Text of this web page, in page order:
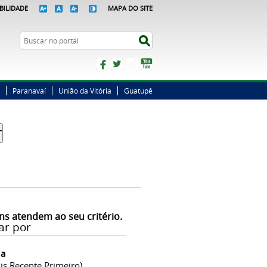
MAPA DO SITE
Busca
FacebookTwitterInstagram
Paranavaí União da Vitória Guatupê
atendem ao seu critério.
por